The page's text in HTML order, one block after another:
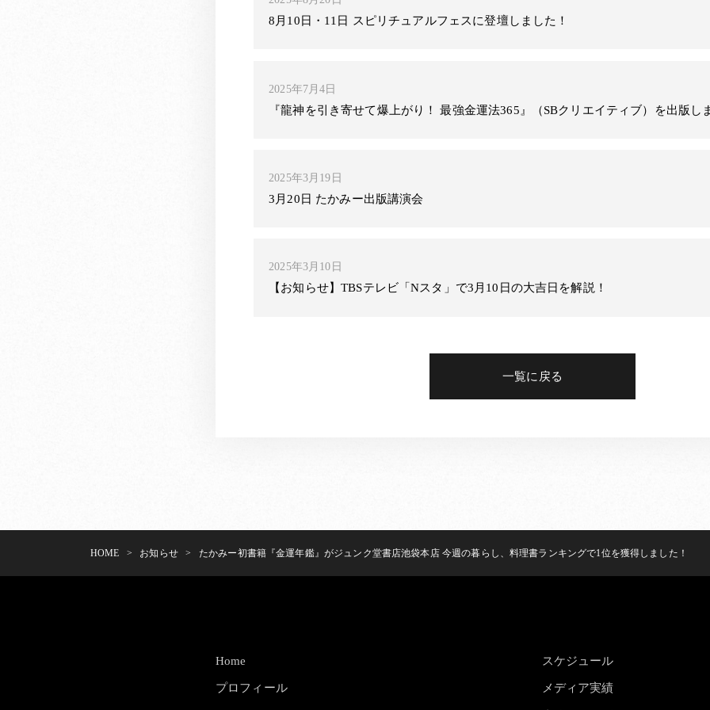
8月10日・11日 スピリチュアルフェスに登壇しました！
2025年7月4日
『龍神を引き寄せて爆上がり！ 最強金運法365』（SBクリエイティブ）を出版し
2025年3月19日
3月20日 たかみー出版講演会
2025年3月10日
【お知らせ】TBSテレビ「Nスタ」で3月10日の大吉日を解説！
一覧に戻る
HOME > お知らせ> たかみー初書籍『金運年鑑』がジュンク堂書店池袋本店 今週の暮らし、料理書ランキングで1位を獲得しました！
Home
プロフィール
スケジュール
メディア実績